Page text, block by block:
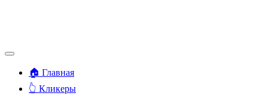
🏠 Главная
👆 Кликеры